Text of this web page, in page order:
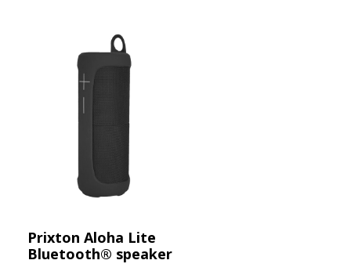
Prixton Aloha Lite
Bluetooth® speaker